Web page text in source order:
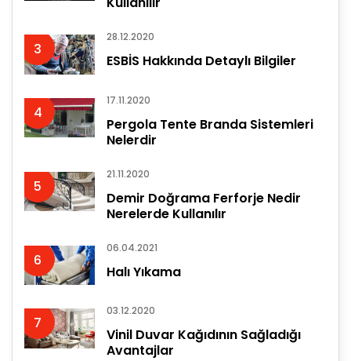
3
28.12.2020
ESBİS Hakkında Detaylı Bilgiler
4
17.11.2020
Pergola Tente Branda Sistemleri
Nelerdir
5
21.11.2020
Demir Doğrama Ferforje Nedir
Nerelerde Kullanılır
6
06.04.2021
Halı Yıkama
7
03.12.2020
Vinil Duvar Kağıdının Sağladığı
Avantajlar